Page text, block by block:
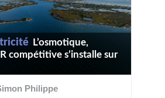
L’osmotique,
compétitive s’installe sur
Philippe